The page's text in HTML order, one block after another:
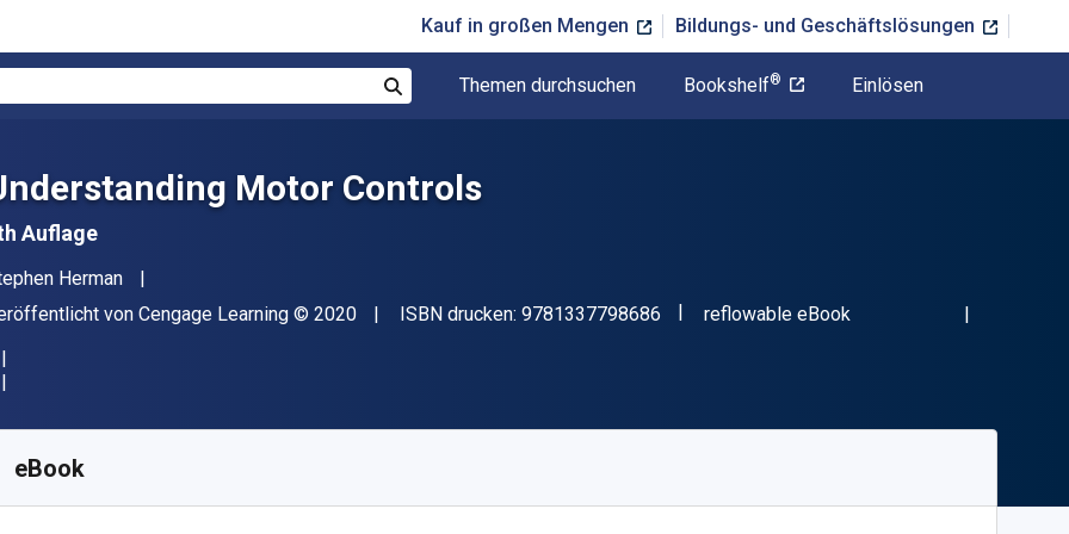
Kauf in großen Mengen Bildungs- und Geschäftslösungen
Themen durchsuchen Bookshelf® Einlösen
Motor Controls
Auflage
Herman
von Cengage Learning Copyright
© 2020 ISBN drucken: 9781337798686 "ISBN-13 9781337798686"
Format
reflowable eBook
eBook